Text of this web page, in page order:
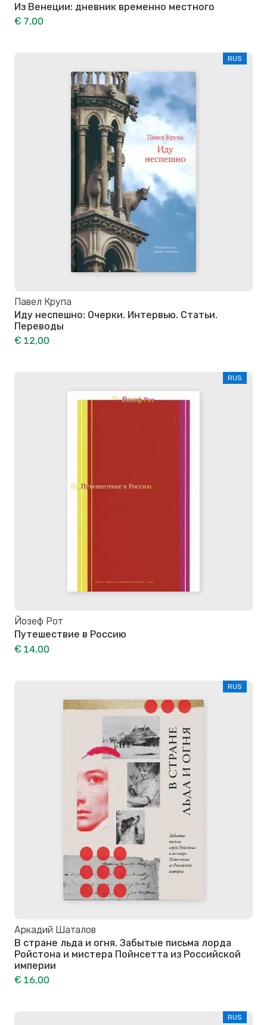
Из Венеции: дневник временно местного
€ 7,00
RUS
Павел Крупа
Иду неспешно: Очерки. Интервью. Статьи.
Переводы
€ 12,00
RUS
Йозеф Рот
Путешествие в Россию
€ 14,00
RUS
Аркадий Шаталов
В стране льда и огня. Забытые письма лорда
Ройстона и мистера Пойнсетта из Российской
империи
€ 16,00
RUS